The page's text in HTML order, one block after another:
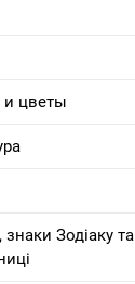
и цветы
знаки Зодіаку та